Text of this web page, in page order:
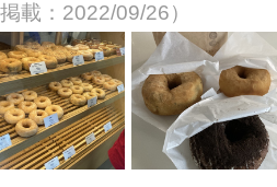
載：2022/09/26）